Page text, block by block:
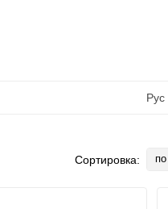
Рус
Сортировка: